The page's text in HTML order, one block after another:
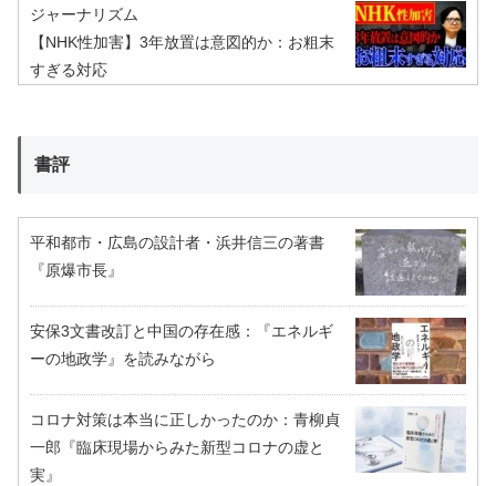
ジャーナリズム
【NHK性加害】3年放置は意図的か：お粗末
すぎる対応
書評
平和都市・広島の設計者・浜井信三の著書
『原爆市長』
安保3文書改訂と中国の存在感：『エネルギ
ーの地政学』を読みながら
コロナ対策は本当に正しかったのか：青柳貞
一郎『臨床現場からみた新型コロナの虚と
実』